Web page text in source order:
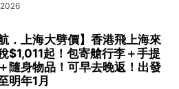
航．上海大劈價】香港飛上海來
$1,011起！包寄艙行李＋手提
隨身物品！可早去晚返！出發
明年1月